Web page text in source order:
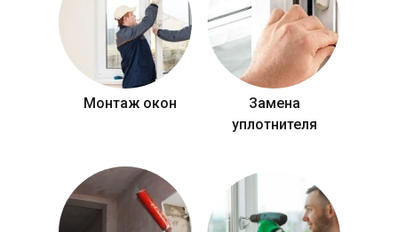
Монтаж окон
Замена
уплотнителя